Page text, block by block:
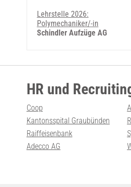
Lehrstelle 2026:
Polymechaniker/-in
Schindler Aufzüge AG
HR und
Coop
Kantonsspital Graubünden
Raiffeisenbank
Adecco AG